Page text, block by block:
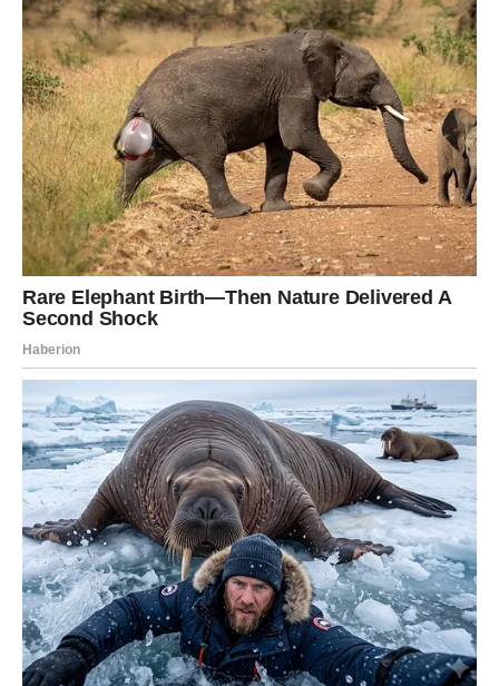
mogu dobiti priliku da se realizuju.
Možda ćete dobiti priliku da pokažete svoje sposobnosti
ili da preuzmete veću odgovornost. Ovo može biti
izazovno, ali i veoma korisno za vaš dalji razvoj.
Ovan je znak koji ne beži od izazova. Naprotiv, često
upravo u takvim situacijama pokazuje svoju pravu snagu.
Naredni dani mogu doneti:
važan razgovor sa nadređenima
novu poslovnu ideju
priliku za saradnju
plan koji može promeniti pravac vaše karijere
Važno je da ostanete fokusirani i da ne sumnjate u svoje
sposobnosti.
Finansije – vreme za oprez i